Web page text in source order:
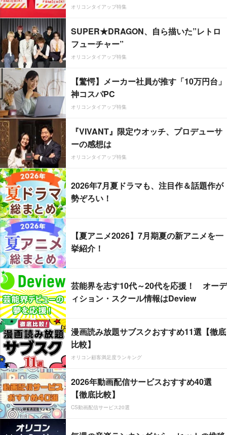
オリコンタイアップ特集
SUPER★DRAGON、自ら描いた”レトロ
フューチャー”
オリコンタイアップ特集
【驚愕】メーカー社員が推す「10万円台」
神コスパPC
オリコンタイアップ特集
『VIVANT』限定ウオッチ、プロデューサ
ーの感想は
オリコンタイアップ特集
2026年7月夏ドラマも、注目作＆話題作が
勢ぞろい！
【夏アニメ2026】7月期夏の新アニメを一
挙紹介！
芸能界を志す10代～20代を応援！ オーデ
ィション・スクール情報はDeview
漫画読み放題サブスクおすすめ11選【徹底
比較】
オリコン顧客満足度ランキング
2026年動画配信サービスおすすめ40選
【徹底比較】
CS動画配信サービス20選